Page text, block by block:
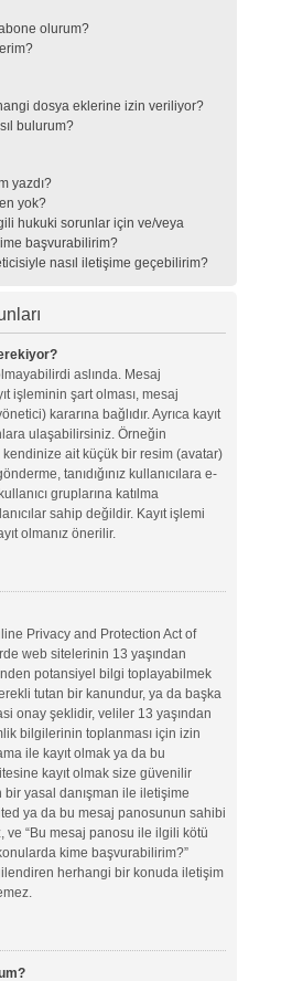
olurum?
dosya eklerine izin veriliyor?
bulurum?
yazdı?
yok?
hukuki sorunlar için ve/veya
başvurabilirim?
nasıl iletişime geçebilirim?
aslında. Mesaj
işleminin şart olması, mesaj
kararına bağlıdır. Ayrıca kayıt
ulaşabilirsiniz. Örneğin
kendinize ait küçük bir resim (avatar)
tanıdığınız kullanıcılara e-
gruplarına katılma
sahip değildir. Kayıt işlemi
olmanız önerilir.
Privacy and Protection Act of
web sitelerinin 13 yaşından
potansiyel bilgi toplayabilmek
tutan bir kanundur, ya da başka
onay şeklidir, veliler 13 yaşından
bilgilerinin toplanması için izin
ile kayıt olmak ya da bu
kayıt olmak size güvenilir
bir yasal danışman ile iletişime
ya da bu mesaj panosunun sahibi
ve “Bu mesaj panosu ile ilgili kötü
kime başvurabilirim?”
herhangi bir konuda iletişim